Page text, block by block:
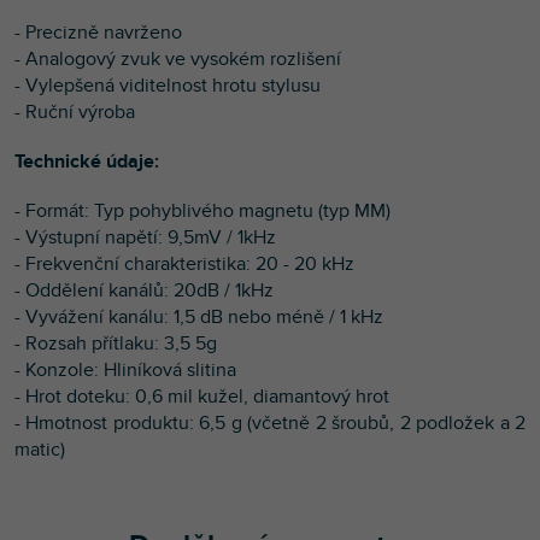
- Precizně navrženo
- Analogový zvuk ve vysokém rozlišení
- Vylepšená viditelnost hrotu stylusu
- Ruční výroba
Technické údaje:
- Formát: Typ pohyblivého magnetu (typ MM)
- Výstupní napětí: 9,5mV / 1kHz
- Frekvenční charakteristika: 20 - 20 kHz
- Oddělení kanálů: 20dB / 1kHz
- Vyvážení kanálu: 1,5 dB nebo méně / 1 kHz
- Rozsah přítlaku: 3,5 5g
- Konzole: Hliníková slitina
- Hrot doteku: 0,6 mil kužel, diamantový hrot
- Hmotnost produktu: 6,5 g (včetně 2 šroubů, 2 podložek a 2
matic)